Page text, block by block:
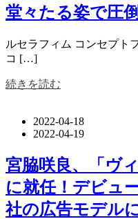
堂々たる姿で圧
ルセラフィム コンセプト
コ […]
続きを読む
2022-04-18
2022-04-19
宮脇咲良、「ヴ
に就任！デビュ
社の広告モデル